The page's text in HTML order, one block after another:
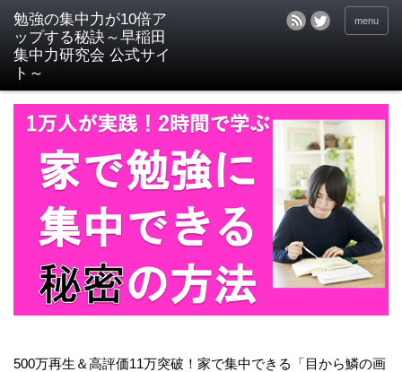
menu
500万再生＆高評価11万突破！家で集中できる「目から鱗の画